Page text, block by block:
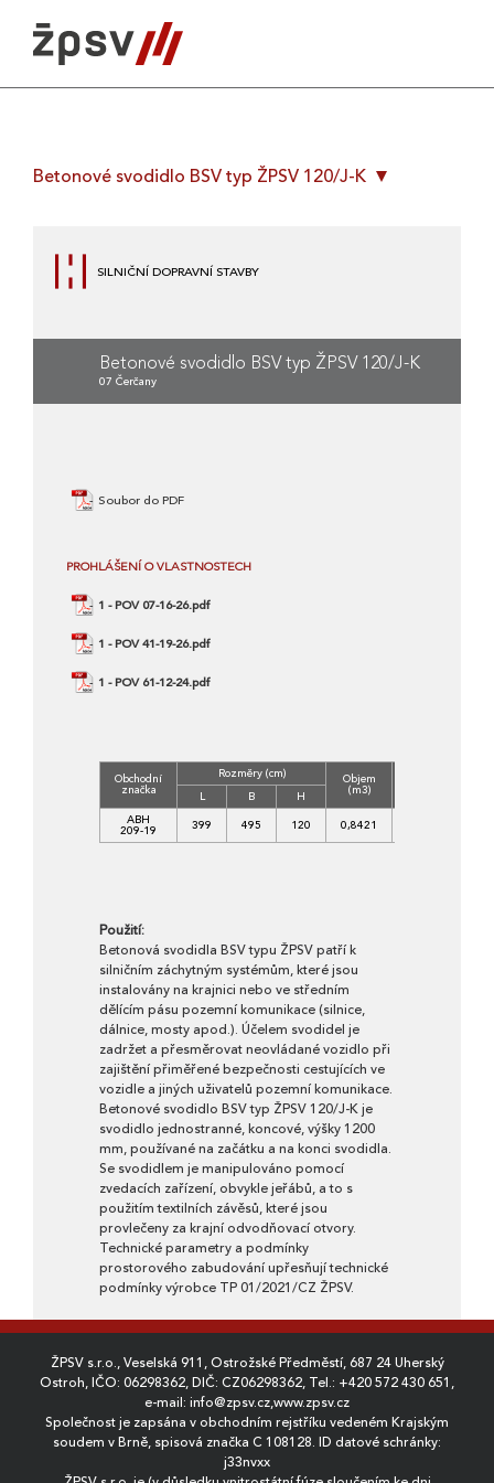
content
Betonové svodidlo BSV typ ŽPSV 120/J-K
SILNIČNÍ DOPRAVNÍ STAVBY
Betonové svodidlo BSV typ ŽPSV 120/J-K
07 Čerčany
Soubor do PDF
PROHLÁŠENÍ O VLASTNOSTECH
1 - POV 07-16-26.pdf
1 - POV 41-19-26.pdf
1 - POV 61-12-24.pdf
Obchodní
značka
Rozměry (cm) Objem
(m3)
L B
H
ABH
209-19 399 495 120 0,8421
Použití:
Betonová svodidla BSV typu ŽPSV patří k
silničním záchytným systémům, které jsou
instalovány na krajnici nebo ve středním
dělícím pásu pozemní komunikace (silnice,
dálnice, mosty apod.). Účelem svodidel je
zadržet a přesměrovat neovládané vozidlo při
zajištění přiměřené bezpečnosti cestujících ve
vozidle a jiných uživatelů pozemní komunikace.
Betonové svodidlo BSV typ ŽPSV 120/J-K je
svodidlo jednostranné, koncové, výšky 1200
mm, používané na začátku a na konci svodidla.
Se svodidlem je manipulováno pomocí
zvedacích zařízení, obvykle jeřábů, a to s
použitím textilních závěsů, které jsou
provlečeny za krajní odvodňovací otvory.
Technické parametry a podmínky
prostorového zabudování upřesňují technické
podmínky výrobce TP 01/2021/CZ ŽPSV.
ŽPSV s.r.o., Veselská 911, Ostrožské Předměstí, 687 24 Uherský
Ostroh, IČO: 06298362, DIČ: CZ06298362, Tel.: +420 572 430 651 ,
e-mail: info@zpsv.cz,www.zpsv.cz
Společnost je zapsána v obchodním rejstříku vedeném Krajským
soudem v Brně, spisová značka C 108128. ID datové schránky:
j33nvxx